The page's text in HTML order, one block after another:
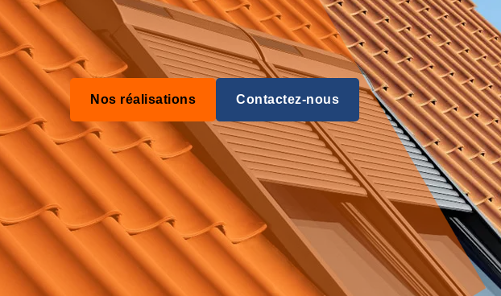
Nos réalisations Contactez-nous